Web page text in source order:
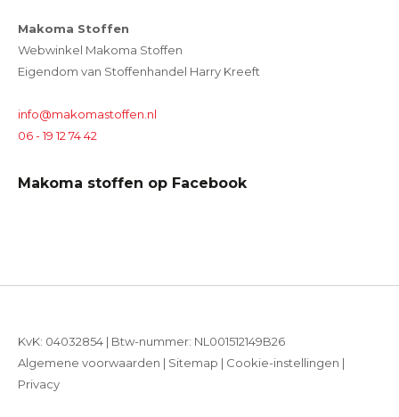
Makoma Stoffen
Webwinkel Makoma Stoffen
Eigendom van Stoffenhandel Harry Kreeft
info@makomastoffen.nl
06 - 19 12 74 42
Makoma stoffen op Facebook
KvK: 04032854 | Btw-nummer: NL001512149B26
Algemene voorwaarden | Sitemap | Cookie-instellingen |
Privacy